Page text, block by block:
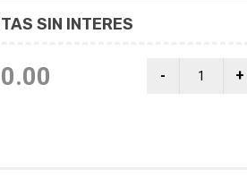
SIN INTERES